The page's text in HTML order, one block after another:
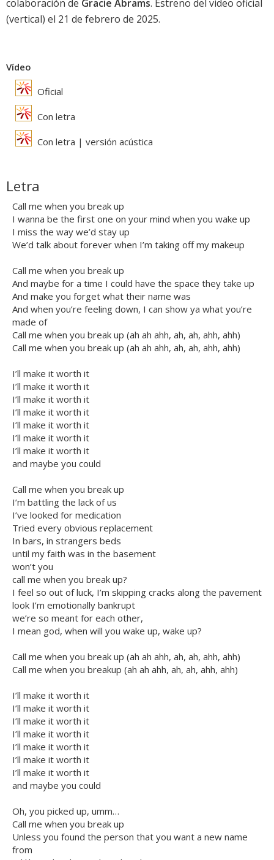
colaboración de Gracie Abrams. Estreno del video oficial
(vertical) el 21 de febrero de 2025.
Vídeo
Oficial
Con letra
Con letra | versión acústica
Letra
Call me when you break up
I wanna be the first one on your mind when you wake up
I miss the way we’d stay up
We’d talk about forever when I’m taking off my makeup
Call me when you break up
And maybe for a time I could have the space they take up
And make you forget what their name was
And when you’re feeling down, I can show ya what you’re
made of
Call me when you break up (ah ah ahh, ah, ah, ahh, ahh)
Call me when you break up (ah ah ahh, ah, ah, ahh, ahh)
I’ll make it worth it
I’ll make it worth it
I’ll make it worth it
I’ll make it worth it
I’ll make it worth it
I’ll make it worth it
I’ll make it worth it
and maybe you could
Call me when you break up
I’m battling the lack of us
I’ve looked for medication
Tried every obvious replacement
In bars, in strangers beds
until my faith was in the basement
won’t you
call me when you break up?
I feel so out of luck, I’m skipping cracks along the pavement
look I’m emotionally bankrupt
we’re so meant for each other,
I mean god, when will you wake up, wake up?
Call me when you break up (ah ah ahh, ah, ah, ahh, ahh)
Call me when you breakup (ah ah ahh, ah, ah, ahh, ahh)
I’ll make it worth it
I’ll make it worth it
I’ll make it worth it
I’ll make it worth it
I’ll make it worth it
I’ll make it worth it
I’ll make it worth it
and maybe you could
Oh, you picked up, umm…
Call me when you break up
Unless you found the person that you want a new name
from